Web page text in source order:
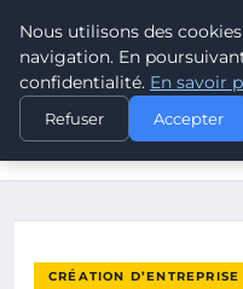
POUVOIR
ACCUEIL
QUELS SONT LES MEMBRES
CRÉATION D’ENTREPRISE
Nous utilisons des
navigation. En
confidentialité. En savoir
Refuser Accepter